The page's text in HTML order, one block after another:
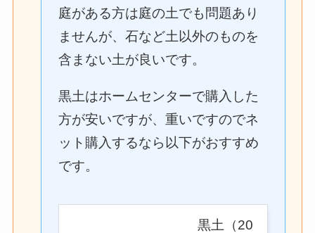
庭がある方は庭の土でも問題あり
ませんが、石など土以外のものを
含まない土が良いです。
黒土はホームセンターで購入した
方が安いですが、重いですのでネ
ット購入するなら以下がおすすめ
です。
黒土（20